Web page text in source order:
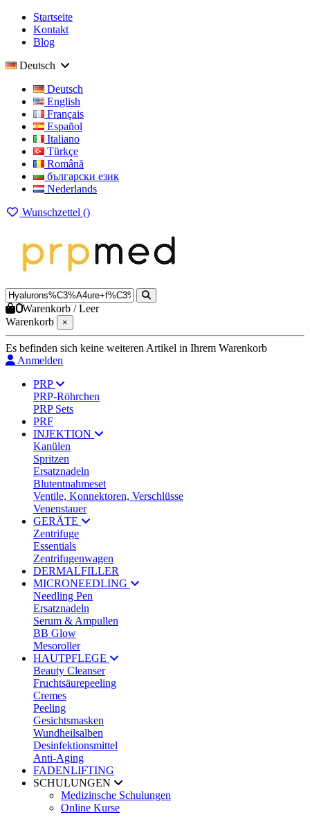
Startseite
Kontakt
Blog
Deutsch
Deutsch
English
Français
Español
Italiano
Türkçe
Română
български език
Nederlands
Wunschzettel ()
0Warenkorb /Leer
Warenkorb
×
Es befinden sich keine weiteren Artikel in Ihrem Warenkorb
Anmelden
PRP
PRP-Röhrchen
PRP Sets
PRF
INJEKTION
Kanülen
Spritzen
Ersatznadeln
Blutentnahmeset
Ventile, Konnektoren, Verschlüsse
Venenstauer
GERÄTE
Zentrifuge
Essentials
Zentrifugenwagen
DERMALFILLER
MICRONEEDLING
Needling Pen
Ersatznadeln
Serum & Ampullen
BB Glow
Mesoroller
HAUTPFLEGE
Beauty Cleanser
Fruchtsäurepeeling
Cremes
Peeling
Gesichtsmasken
Wundheilsalben
Desinfektionsmittel
Anti-Aging
FADENLIFTING
SCHULUNGEN
Medizinsche Schulungen
Online Kurse